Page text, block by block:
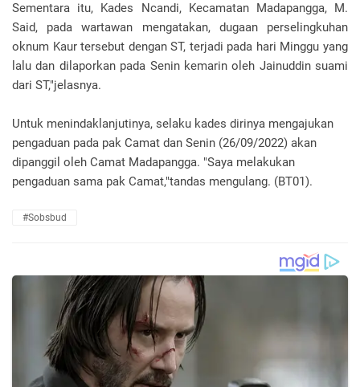
Sementara itu, Kades Ncandi, Kecamatan Madapangga, M.
Said, pada wartawan mengatakan, dugaan perselingkuhan
oknum Kaur tersebut dengan ST, terjadi pada hari Minggu yang
lalu dan dilaporkan pada Senin kemarin oleh Jainuddin suami
dari ST,"jelasnya.
Untuk menindaklanjutinya, selaku kades dirinya mengajukan
pengaduan pada pak Camat dan Senin (26/09/2022) akan
dipanggil oleh Camat Madapangga. "Saya melakukan
pengaduan sama pak Camat,"tandas mengulang. (BT01).
#Sobsbud